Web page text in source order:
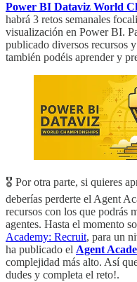
Power BI Dataviz World
habrá 3 retos semanales
visualización en Power BI.
publicado diversos recursos y
también podéis aprender y
🎖️ Por otra parte, si quieres
deberías perderte el Agent
recursos con los que podrás
agentes. Hasta el momento
Academy: Recruit, para un
ha publicado el Agent
complejidad más alto. Así
dudes y completa el reto!.